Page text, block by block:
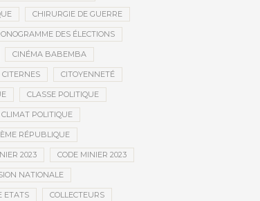
CHIRURGIE DE GUERRE
DES ÉLECTIONS
CINÉMA BABEMBA
CITERNES CITOYENNETÉ
CLASSE POLITIQUE
CLIMAT POLITIQUE
RÉPUBLIQUE
2023 CODE MINIER 2023
NATIONALE
ETATS COLLECTEURS